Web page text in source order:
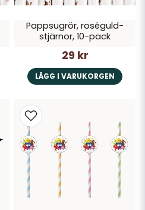
Pappsugrör, roséguld-
stjärnor, 10-pack
29 kr
LÄGG I VARUKORGEN